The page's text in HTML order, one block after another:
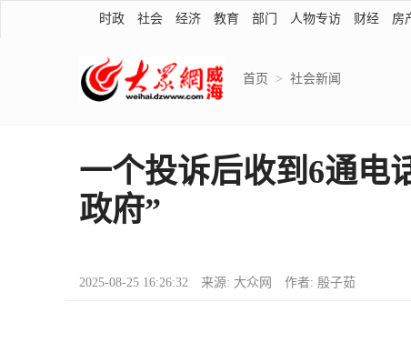
时政 社会 经济 教育 部门 人物专访 财经 房
首页 > 社会新闻
一个投诉后收到6通电
政府”
2025-08-25 16:26:32 来源: 大众网 作者: 殷子茹